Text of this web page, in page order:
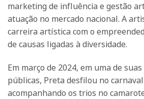
marketing de influência e gestão
atuação no mercado nacional. A
carreira artística com o
de causas ligadas à diversidade.
Em março de 2024, em uma de
públicas, Preta desfilou no carnaval
acompanhando os trios no